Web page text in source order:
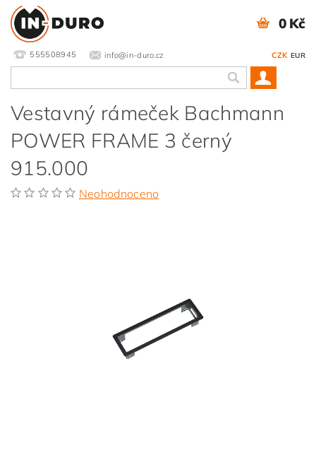
555508945 info@in-duro.cz CZK EUR
0 Kč
Vestavný rámeček Bachmann
POWER FRAME 3 černý
915.000
Neohodnoceno